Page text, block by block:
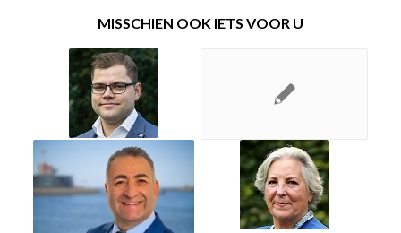
MISSCHIEN OOK IETS VOOR U